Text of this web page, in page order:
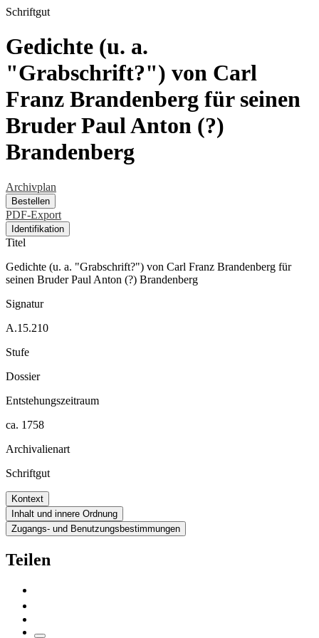
Schriftgut
Gedichte (u. a.
"Grabschrift?") von Carl
Franz Brandenberg für seinen
Bruder Paul Anton (?)
Brandenberg
Archivplan
Bestellen
PDF-Export
Identifikation
Titel
Gedichte (u. a. "Grabschrift?") von Carl Franz Brandenberg für
seinen Bruder Paul Anton (?) Brandenberg
Signatur
A.15.210
Stufe
Dossier
Entstehungszeitraum
ca. 1758
Archivalienart
Schriftgut
Kontext
Inhalt und innere Ordnung
Zugangs- und Benutzungsbestimmungen
Teilen